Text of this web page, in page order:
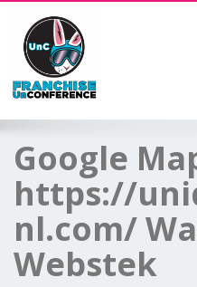
Google
https://
nl.com/
Webstek